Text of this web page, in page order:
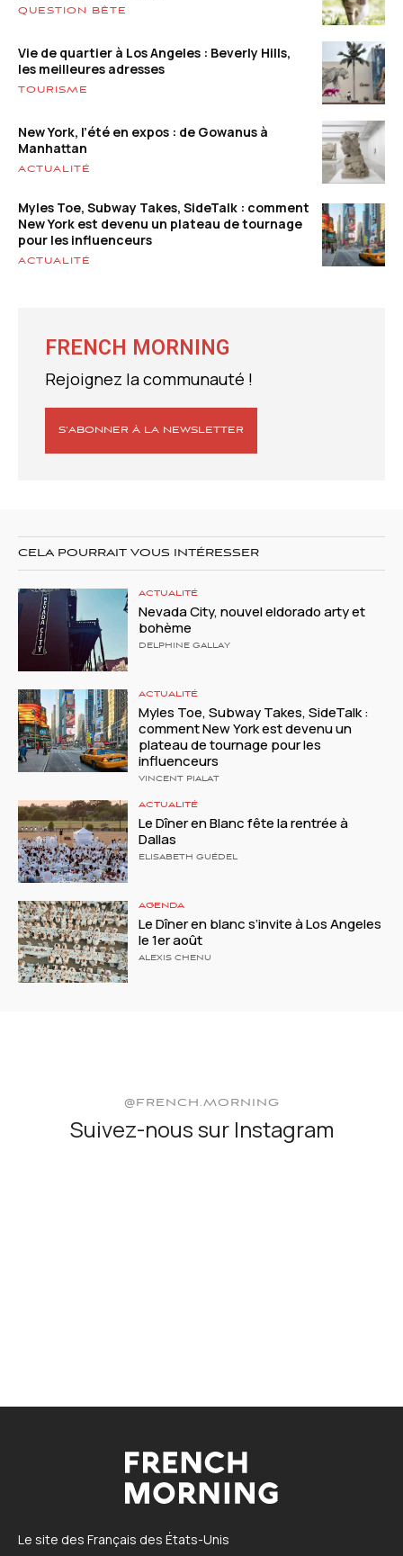
QUESTION BÊTE
Vie de quartier à Los Angeles : Beverly Hills,
les meilleures adresses
TOURISME
New York, l’été en expos : de Gowanus à
Manhattan
ACTUALITÉ
Myles Toe, Subway Takes, SideTalk : comment
New York est devenu un plateau de tournage
pour les influenceurs
ACTUALITÉ
FRENCH MORNING
Rejoignez la communauté !
S’ABONNER À LA NEWSLETTER
CELA POURRAIT VOUS INTÉRESSER
ACTUALITÉ
Nevada City, nouvel eldorado arty et
bohème
DELPHINE GALLAY
ACTUALITÉ
Myles Toe, Subway Takes, SideTalk :
comment New York est devenu un
plateau de tournage pour les
influenceurs
VINCENT PIALAT
ACTUALITÉ
Le Dîner en Blanc fête la rentrée à
Dallas
ELISABETH GUÉDEL
AGENDA
Le Dîner en blanc s’invite à Los Angeles
le 1er août
ALEXIS CHENU
@FRENCH.MORNING
Suivez-nous sur Instagram
Le site des Français des États-Unis